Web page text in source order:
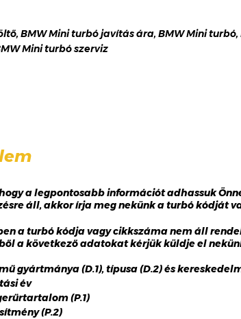
BMW Mini turbó javítás ára, BMW Mini
Mini turbó szerviz
a legpontosabb információt adhassuk
áll, akkor írja meg nekünk a turbó kódját
a turbó kódja vagy cikkszáma nem áll
a következő adatokat kérjük küldje el
gyártmánya (D.1), típusa (D.2) és
év
(P.1)
(P.2)